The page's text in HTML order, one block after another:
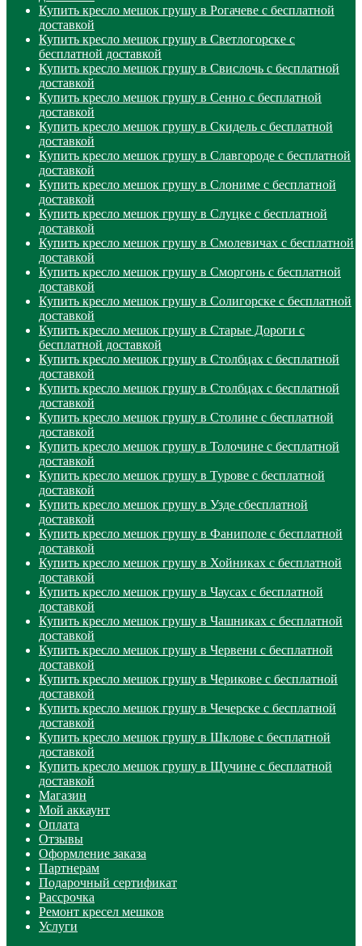
Купить кресло мешок грушу в Рогачеве с бесплатной
доставкой
Купить кресло мешок грушу в Светлогорске с
бесплатной доставкой
Купить кресло мешок грушу в Свислочь с бесплатной
доставкой
Купить кресло мешок грушу в Сенно с бесплатной
доставкой
Купить кресло мешок грушу в Скидель с бесплатной
доставкой
Купить кресло мешок грушу в Славгороде с бесплатной
доставкой
Купить кресло мешок грушу в Слониме с бесплатной
доставкой
Купить кресло мешок грушу в Слуцке с бесплатной
доставкой
Купить кресло мешок грушу в Смолевичах с бесплатной
доставкой
Купить кресло мешок грушу в Сморгонь с бесплатной
доставкой
Купить кресло мешок грушу в Солигорске с бесплатной
доставкой
Купить кресло мешок грушу в Старые Дороги с
бесплатной доставкой
Купить кресло мешок грушу в Столбцах с бесплатной
доставкой
Купить кресло мешок грушу в Столбцах с бесплатной
доставкой
Купить кресло мешок грушу в Столине с бесплатной
доставкой
Купить кресло мешок грушу в Толочине с бесплатной
доставкой
Купить кресло мешок грушу в Турове с бесплатной
доставкой
Купить кресло мешок грушу в Узде сбесплатной
доставкой
Купить кресло мешок грушу в Фаниполе с бесплатной
доставкой
Купить кресло мешок грушу в Хойниках с бесплатной
доставкой
Купить кресло мешок грушу в Чаусах с бесплатной
доставкой
Купить кресло мешок грушу в Чашниках с бесплатной
доставкой
Купить кресло мешок грушу в Червени с бесплатной
доставкой
Купить кресло мешок грушу в Черикове с бесплатной
доставкой
Купить кресло мешок грушу в Чечерске с бесплатной
доставкой
Купить кресло мешок грушу в Шклове с бесплатной
доставкой
Купить кресло мешок грушу в Щучине с бесплатной
доставкой
Магазин
Мой аккаунт
Оплата
Отзывы
Оформление заказа
Партнерам
Подарочный сертификат
Рассрочка
Ремонт кресел мешков
Услуги